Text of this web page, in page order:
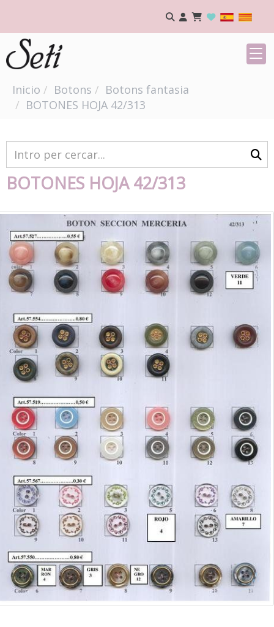
Inicio Botons
Botons fantasia
BOTONES HOJA 42/313
BOTONES HOJA 42/313